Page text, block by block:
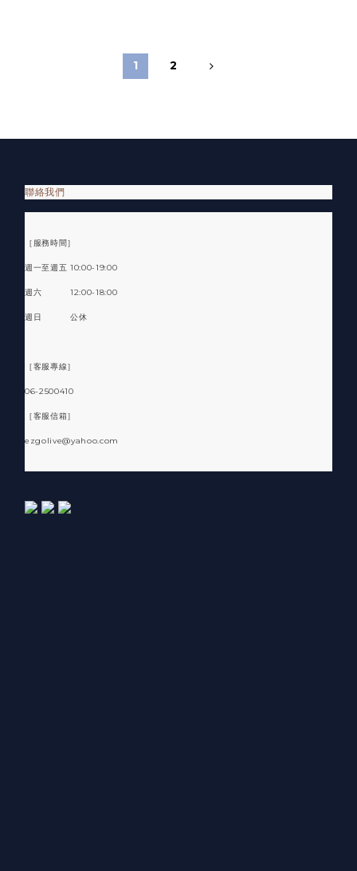
1 2
聯絡我們
［服務時間］
週一至週五 10:00-19:00
週六 12:00-18:00
週日 公休
［客服專線］
06-2500410
［客服信箱］
ezgolive@yahoo.com